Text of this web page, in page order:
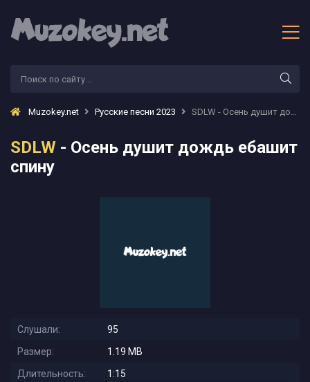
Muzokey.net Русские песни 2023 SDLW - Осень душит дождь ебашит спину
SDLW - Осень душит дождь ебашит
спину
Слушали:
95
Размер:
1.19 MB
Длительность:
1:15